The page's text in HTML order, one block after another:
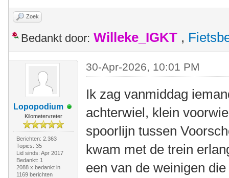
Zoek
Bedankt door: Willeke_IGKT ,
Lopopodium
Kilometervreter
Berichten: 2.363
Topics: 35
Lid sinds: Apr 2017
Bedankt: 1
2088 x bedankt in
1169 berichten
30-Apr-2026, 10:01 PM
Ik zag vanmiddag
achterwiel, klein
spoorlijn tussen
kwam met de trein
een van de weinigen